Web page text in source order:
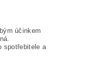
účinkem
spotřebitele a